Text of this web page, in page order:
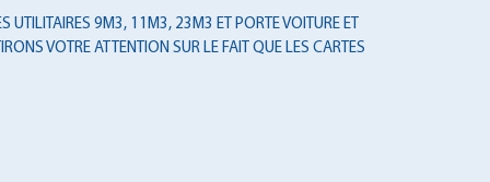
UTILITAIRES 9M3, 11M3, 23M3 ET PORTE VOITURE ET
VOTRE ATTENTION SUR LE FAIT QUE LES CARTES